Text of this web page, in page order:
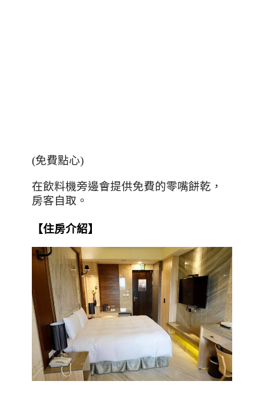
(免費點心)
在飲料機旁邊會提供免費的零嘴餅乾，
房客自取。
【住房介紹】